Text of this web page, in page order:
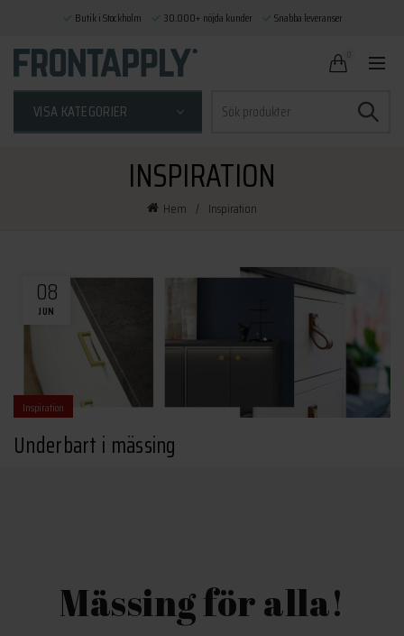
VISA KATEGORIER
efter:
INSPIRATION
Hem Inspiration
08
JUN
Inspiration
Underbart i mässing
Mässing för alla!
Butik i Stockholm 30.000+ nöjda kunder Snabba leveranser